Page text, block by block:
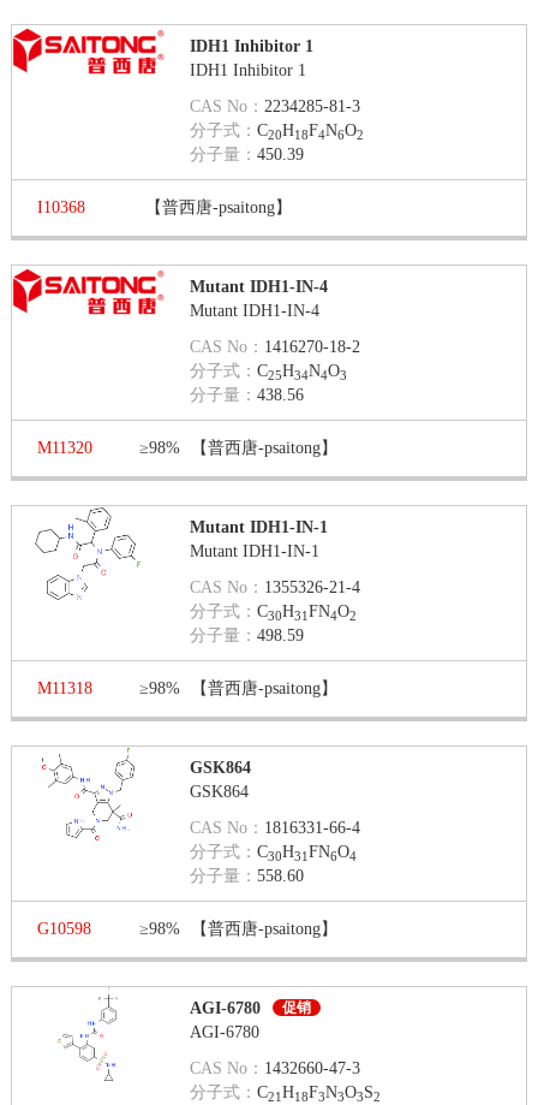
IDH1 Inhibitor 1
IDH1 Inhibitor 1
CAS No：2234285-81-3
分子式：C20H18F4N6O2
分子量：450.39
I10368 【普西唐-psaitong】
Mutant IDH1-IN-4
Mutant IDH1-IN-4
CAS No： 1416270-18-2
分子式：C25H34N4O3
分子量：438.56
M11320 ≥98% 【普西唐-psaitong】
Mutant IDH1-IN-1
Mutant IDH1-IN-1
CAS No： 1355326-21-4
分子式：C30H31FN4O2
分子量：498.59
M11318 ≥98% 【普西唐-psaitong】
GSK864
GSK864
CAS No： 1816331-66-4
分子式：C30H31FN6O4
分子量：558.60
G10598 ≥98% 【普西唐-psaitong】
AGI-6780 促销
AGI-6780
CAS No： 1432660-47-3
分子式：C21H18F3N3O3S2